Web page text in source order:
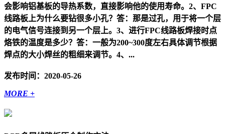
会影响铝基板的导热系数，直接影响他的使用寿命。2、FPC
线路板上为什么要钻很多小孔？答：那是过孔，用于将一个层
的电气信号连接到另一个层上。3、进行FPC线路板焊接时点
烙铁的温度是多少？答：一般为200~300度左右具体调节根据
焊点的大小焊丝的粗细来调节。4、...
发布时间：2020-05-26
MORE +